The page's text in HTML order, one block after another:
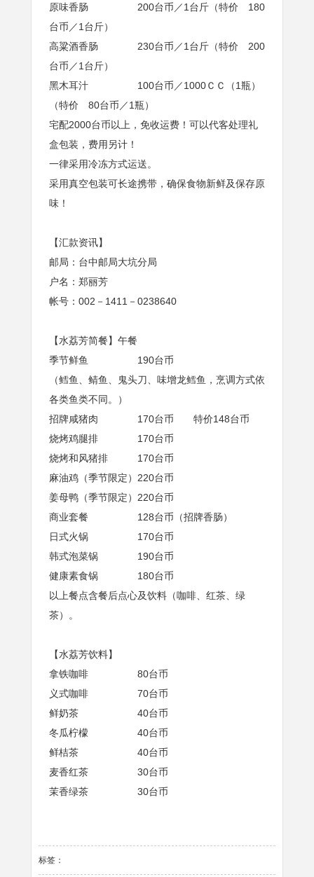
原味香肠 200台币／1台斤（特价 180
台币／1台斤）
高粱酒香肠 230台币／1台斤（特价 200
台币／1台斤）
黑木耳汁 100台币／1000ＣＣ（1瓶）
（特价 80台币／1瓶）
宅配2000台币以上，免收运费！可以代客处理礼
盒包装，费用另计！
一律采用冷冻方式运送。
采用真空包装可长途携带，确保食物新鲜及保存原
味！
【汇款资讯】
邮局：台中邮局大坑分局
户名：郑丽芳
帐号：002－1411－0238640
【水荔芳简餐】午餐
季节鲜鱼 190台币
（鳕鱼、鲭鱼、鬼头刀、味增龙鳕鱼，烹调方式依
各类鱼类不同。）
招牌咸猪肉 170台币 特价148台币
烧烤鸡腿排 170台币
烧烤和风猪排 170台币
麻油鸡（季节限定）220台币
姜母鸭（季节限定）220台币
商业套餐 128台币（招牌香肠）
日式火锅 170台币
韩式泡菜锅 190台币
健康素食锅 180台币
以上餐点含餐后点心及饮料（咖啡、红茶、绿
茶）。
【水荔芳饮料】
拿铁咖啡 80台币
义式咖啡 70台币
鲜奶茶 40台币
冬瓜柠檬 40台币
鲜桔茶 40台币
麦香红茶 30台币
茉香绿茶 30台币
标签：